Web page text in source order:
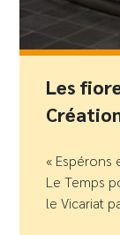
Les
« Espérons
Le Temps
le Vicariat